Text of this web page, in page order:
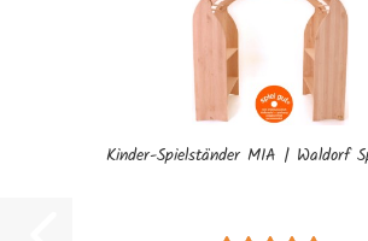
Kinder-Spielständer MIA | Waldorf